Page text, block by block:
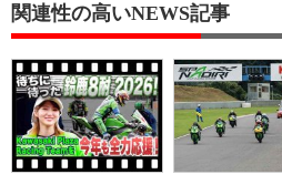
関連性の高いNEWS記事